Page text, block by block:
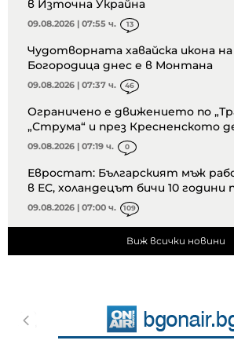
в Източна Украйна
09.08.2026 | 07:55 ч. 13
Чудотворната хавайска икона
Богородица днес е в Монтана
09.08.2026 | 07:37 ч. 46
Ограничено е движението по
„Струма“ и през Кресненското
09.08.2026 | 07:19 ч. 0
Евростат: Българският мъж
в ЕС, холандецът бичи 10 години
09.08.2026 | 07:00 ч. 109
Виж всички новини